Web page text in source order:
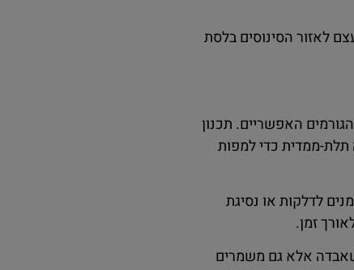
לאזור הסינוסים בלסת
האפשריים. תכנון
תלת-ממדית כדי למפות
לדלקות או נסיגת
זמן.
אלא גם משמרים